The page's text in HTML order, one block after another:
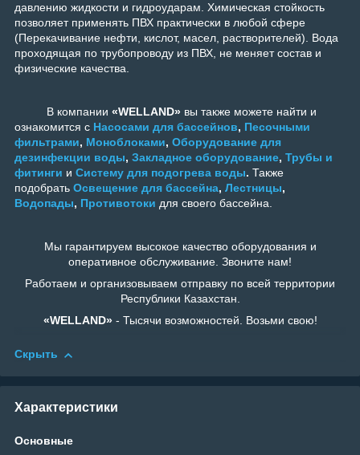
давлению жидкости и гидроударам. Химическая стойкость
позволяет применять ПВХ практически в любой сфере
(Перекачивание нефти, кислот, масел, растворителей). Вода
проходящая по трубопроводу из ПВХ, не меняет состав и
физические качества.
В компании «WELLAND» вы также можете найти и
ознакомится с Насосами для бассейнов, Песочными
фильтрами, Моноблоками, Оборудование для
дезинфекции воды, Закладное оборудование, Трубы и
фитинги и Систему для подогрева воды. Также
подобрать Освещение для бассейна, Лестницы,
Водопады, Противотоки для своего бассейна.
Мы гарантируем высокое качество оборудования и
оперативное обслуживание. Звоните нам!
Работаем и организовываем отправку по всей территории
Республики Казахстан.
«WELLAND»- Тысячи возможностей. Возьми свою!
Скрыть
Характеристики
Основные